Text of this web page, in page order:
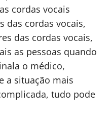
cordas vocais
das cordas vocais,
das cordas vocais,
as pessoas quando
o médico,
a situação mais
tudo pode